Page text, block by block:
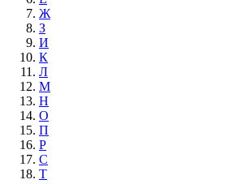
Ж
З
И
К
Л
М
Н
О
П
Р
С
Т